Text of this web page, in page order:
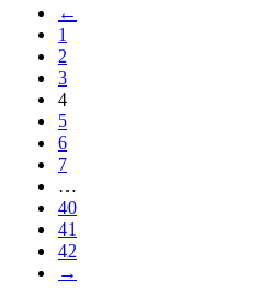
←
1
2
3
4
5
6
7
…
40
41
42
→